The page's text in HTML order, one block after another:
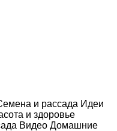
и рассада Идеи
и здоровье
Видео Домашние